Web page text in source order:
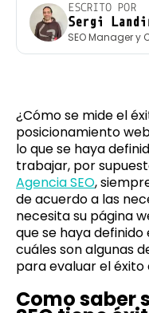
ESCRITO POR
Sergi
SEO Manager y
¿Cómo se mide el
posicionamiento
lo que se haya
trabajar, por
Agencia SEO,
de acuerdo a las
necesita su página
que se haya
cuáles son algunas
para evaluar el éxito
Como saber